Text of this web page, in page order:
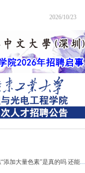
2026/10/23
加大量色素”是真的吗 还能不能吃？